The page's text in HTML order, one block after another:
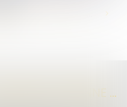
>
ARRÊTS DE TRAVAIL : UN DÉCRET PLAFONNE POUR LA PREMIÈRE FOIS LEUR DURÉE À PARTIR DU 1ER SEPTEMBRE 2026